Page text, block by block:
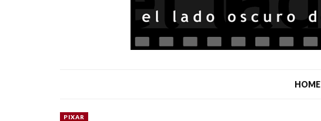
HOME
PIXAR